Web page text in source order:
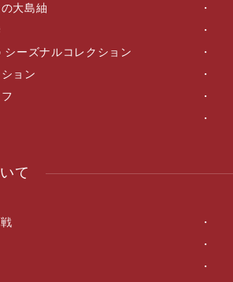
大島紬
シーズナルコレクション
ョン
て